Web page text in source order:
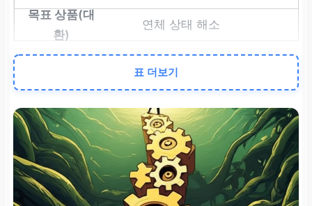
연체 상태 해소
2단계
상)
신용 점수 개선
3단계
표 더보기